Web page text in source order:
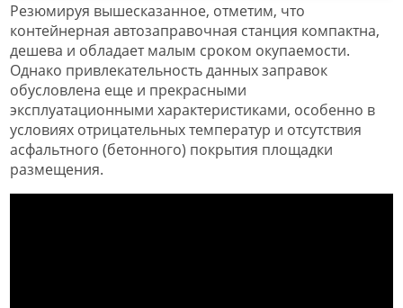
Резюмируя вышесказанное, отметим, что
контейнерная автозаправочная станция компактна,
дешева и обладает малым сроком окупаемости.
Однако привлекательность данных заправок
обусловлена еще и прекрасными
эксплуатационными характеристиками, особенно в
условиях отрицательных температур и отсутствия
асфальтного (бетонного) покрытия площадки
размещения.